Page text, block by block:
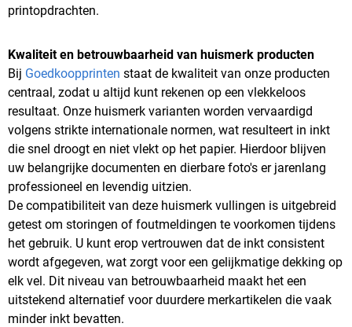
printopdrachten.
Kwaliteit en betrouwbaarheid van huismerk producten
Bij Goedkoopprinten staat de kwaliteit van onze producten
centraal, zodat u altijd kunt rekenen op een vlekkeloos
resultaat. Onze huismerk varianten worden vervaardigd
volgens strikte internationale normen, wat resulteert in inkt
die snel droogt en niet vlekt op het papier. Hierdoor blijven
uw belangrijke documenten en dierbare foto's er jarenlang
professioneel en levendig uitzien.
De compatibiliteit van deze huismerk vullingen is uitgebreid
getest om storingen of foutmeldingen te voorkomen tijdens
het gebruik. U kunt erop vertrouwen dat de inkt consistent
wordt afgegeven, wat zorgt voor een gelijkmatige dekking op
elk vel. Dit niveau van betrouwbaarheid maakt het een
uitstekend alternatief voor duurdere merkartikelen die vaak
minder inkt bevatten.